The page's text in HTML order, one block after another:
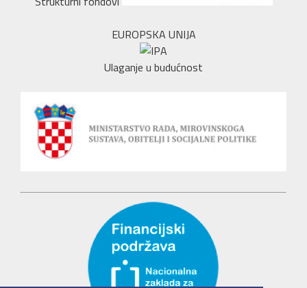
EUROPSKA UNIJA
Ulaganje u budućnost